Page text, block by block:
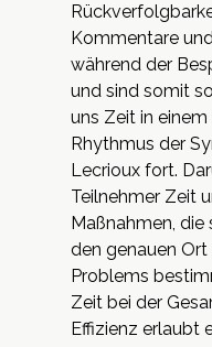
Kommentare
während der
und sind somit
uns Zeit in
Rhythmus der
Lecrioux fort.
Teilnehmer Zeit
Maßnahmen, die
den genauen
Problems
Zeit bei der
Effizienz erlaubt